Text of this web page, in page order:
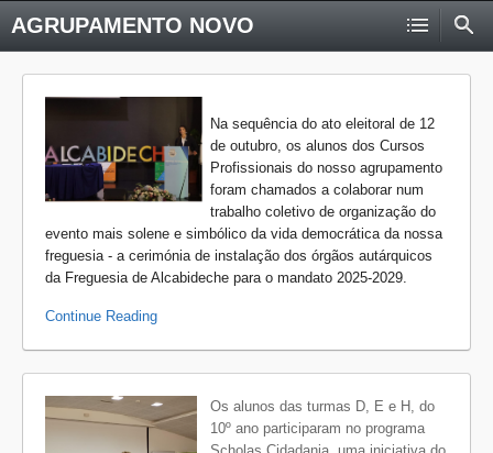
AGRUPAMENTO NOVO
Na sequência do ato eleitoral de 12
de outubro, os alunos dos Cursos
Profissionais do nosso agrupamento
foram chamados a colaborar num
trabalho coletivo de organização do
evento mais solene e simbólico da vida democrática da nossa
freguesia - a cerimónia de instalação dos órgãos autárquicos
da Freguesia de Alcabideche para o mandato 2025-2029.
Continue Reading
Os alunos das turmas D, E e H, do
10º ano participaram no programa